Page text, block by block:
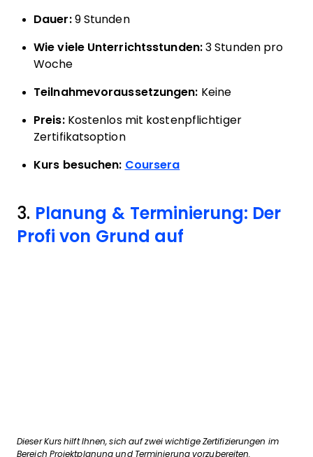
Dauer:9 Stunden
Wie viele Unterrichtsstunden:3 Stunden pro
Woche
Teilnahmevoraussetzungen: Keine
Preis:Kostenlos mit kostenpflichtiger
Zertifikatsoption
Kurs besuchen: Coursera
3. Planung & Terminierung: Der
Profi von Grund auf
Dieser Kurs hilft Ihnen, sich auf zwei wichtige Zertifizierungen im
Bereich Projektplanung und Terminierung vorzubereiten.